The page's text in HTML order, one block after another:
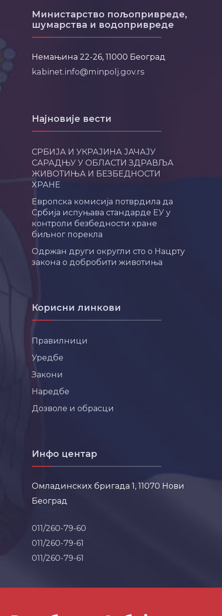
Министарство пољопривреде,
шумарства и водопривреде
Немањина 22-26, 11000 Београд
kabinet.info@minpolj.gov.rs
Најновије вести
СРБИЈА И УКРАЈИНА ЈАЧАЈУ
САРАДЊУ У ОБЛАСТИ ЗДРАВЉА
ЖИВОТИЊА И БЕЗБЕДНОСТИ
ХРАНЕ
Европска комисија потврдила да
Србија испуњава стандарде ЕУ у
контроли безбедности хране
биљног порекла
Одржан други округли сто о Нацрту
закона о добробити животиња
Корисни линкови
Правилници
Уредбе
Закони
Наредбе
Дозволе и обрасци
Инфо центар
Омладинских бригада 1, 11070 Нови
Београд
011/260-79-60
011/260-79-61
011/260-79-61